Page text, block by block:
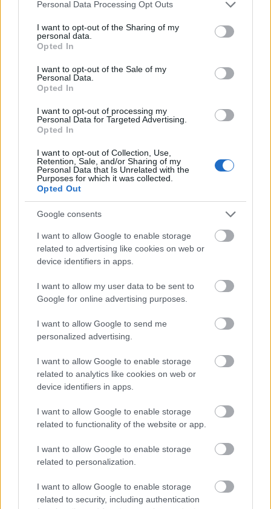
not limited to your visit or usage behaviour. You may click to
grant or deny consent to Google and its third-party tags to
use your data for below specified purposes in below Google
consent section.
Personal Data Processing Opt Outs
I want to opt-out of the Sharing of my
personal data.
Opted In
I want to opt-out of the Sale of my
Personal Data.
Opted In
I want to opt-out of processing my
Personal Data for Targeted Advertising.
Opted In
I want to opt-out of Collection, Use,
Retention, Sale, and/or Sharing of my
Personal Data that Is Unrelated with the
Purposes for which it was collected.
Opted Out
Google consents
I want to allow Google to enable storage
related to advertising like cookies on web or
device identifiers in apps.
I want to allow my user data to be sent to
Google for online advertising purposes.
I want to allow Google to send me
personalized advertising.
I want to allow Google to enable storage
related to analytics like cookies on web or
device identifiers in apps.
I want to allow Google to enable storage
related to functionality of the website or app.
I want to allow Google to enable storage
related to personalization.
I want to allow Google to enable storage
related to security, including authentication
vették vele kapcsolatos problémáikat és
értésére adták, hogy a jövőt nélküle képzelik
Tarja egy sajtótájékoztatón könnyeivel
fájdalmas szakítás után összeszedte magát
és megkezdte szólókarrierje építését.
A következő évben már énekelt egy
karácsonyi lemezen illetve több fellépésen
megcsillogtatta operaénekesnői erényeit is.
Tavaly pedig előállt a rajongók óta régen várt
saját albumával, a My Winter Stormmal, amit
követ majd.
Zene Rock Könnyűzene
„NEM TÖBB EZER EMBERRE UTAZUNK, HANEM
EGY VÁLOGATOTT TÁRSASÁGRA”